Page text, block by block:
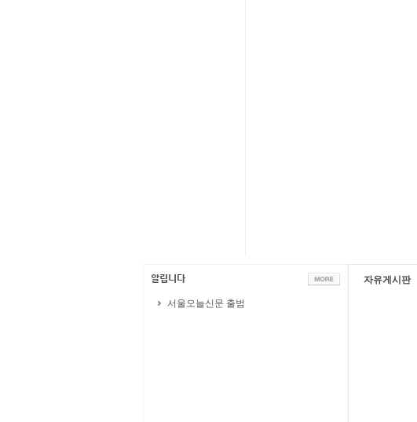
서울오늘신문 출범
자유게시판